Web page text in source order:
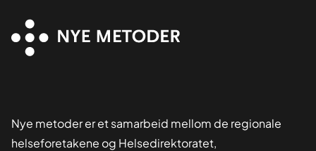
Nye metoder er et samarbeid mellom de regionale
helseforetakene og Helsedirektoratet,